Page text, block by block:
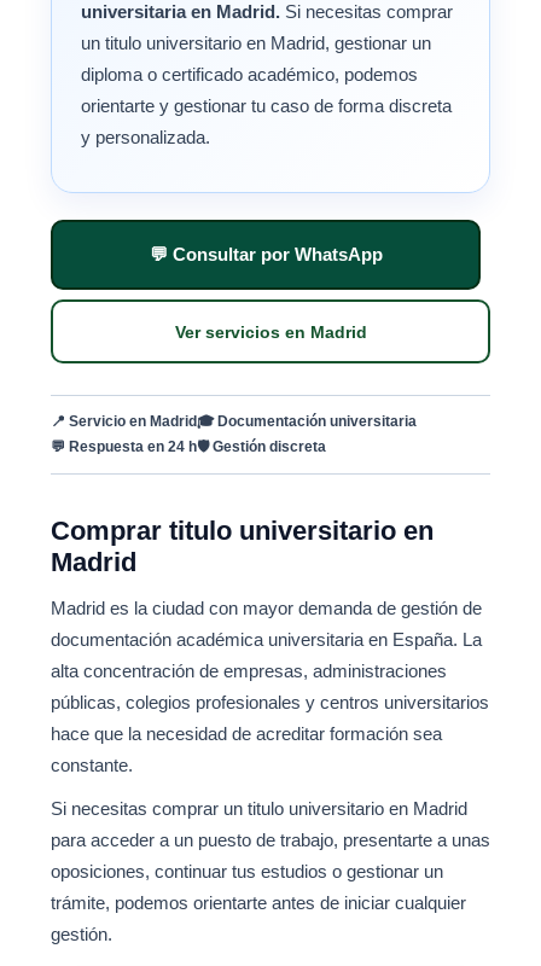
universitaria en Madrid. Si necesitas comprar
un titulo universitario en Madrid, gestionar un
diploma o certificado académico, podemos
orientarte y gestionar tu caso de forma discreta
y personalizada.
💬 Consultar por WhatsApp
Ver servicios en Madrid
📍 Servicio en Madrid🎓 Documentación universitaria
💬 Respuesta en 24 h🛡 Gestión discreta
Comprar titulo universitario en
Madrid
Madrid es la ciudad con mayor demanda de gestión de
documentación académica universitaria en España. La
alta concentración de empresas, administraciones
públicas, colegios profesionales y centros universitarios
hace que la necesidad de acreditar formación sea
constante.
Si necesitas comprar un titulo universitario en Madrid
para acceder a un puesto de trabajo, presentarte a unas
oposiciones, continuar tus estudios o gestionar un
trámite, podemos orientarte antes de iniciar cualquier
gestión.